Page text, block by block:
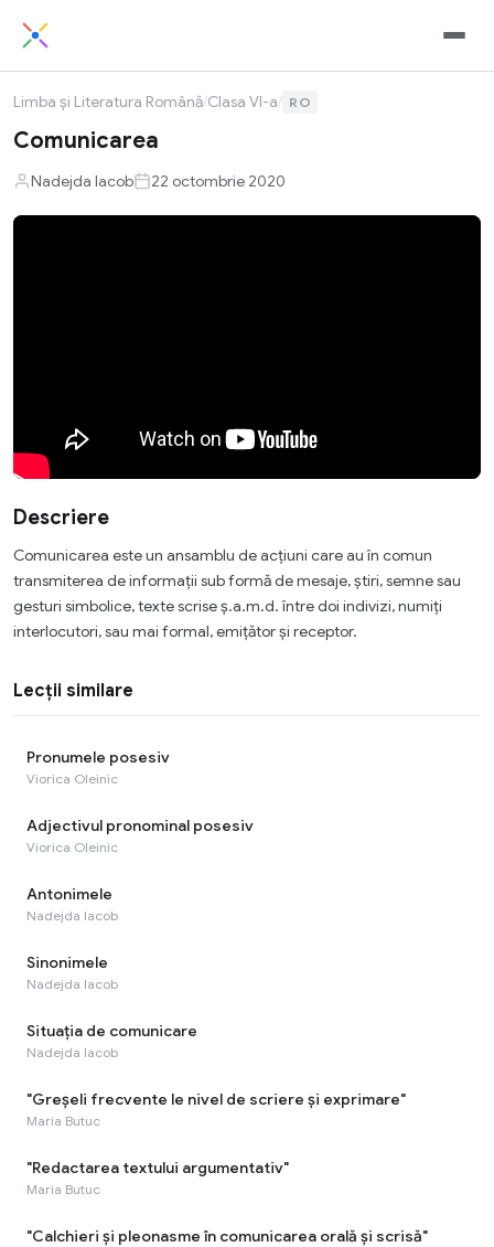
Limba și Literatura Română/Clasa VI-a/ RO
Comunicarea
Nadejda Iacob 22 octombrie 2020
Descriere
Comunicarea este un ansamblu de acțiuni care au în comun
transmiterea de informații sub formă de mesaje, știri, semne sau
gesturi simbolice, texte scrise ș.a.m.d. între doi indivizi, numiți
interlocutori, sau mai formal, emițător și receptor.
Lecții similare
Pronumele posesiv
Viorica Oleinic
Adjectivul pronominal posesiv
Viorica Oleinic
Antonimele
Nadejda Iacob
Sinonimele
Nadejda Iacob
Situația de comunicare
Nadejda Iacob
"Greşeli frecvente le nivel de scriere şi exprimare"
Maria Butuc
"Redactarea textului argumentativ"
Maria Butuc
"Calchieri şi pleonasme în comunicarea orală şi scrisă"